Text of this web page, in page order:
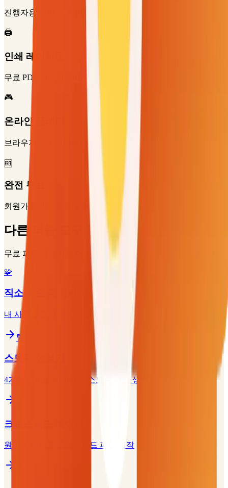
진행자용 단어 목록 PDF 자동 생성
🖨️
인쇄 레이아웃
무료 PDF 인쇄, 1페이지당 1장 또는 4장
🎮
온라인 플레이
브라우저에서 인터랙티브 빙고 게임
🆓
완전 무료
회원가입이나 결제 불필요
다른 퍼즐 도구 둘러보기
무료 퍼즐 생성기를 더 사용해 보세요
🧩
직소 퍼즐 메이커
내 사진으로 나만의 직소 퍼즐 만들기
🔢
스도쿠 생성기
4가지 난이도의 인쇄용 스도쿠 퍼즐 생성
크로스워드 메이커
원하는 단어로 크로스워드 퍼즐 제작